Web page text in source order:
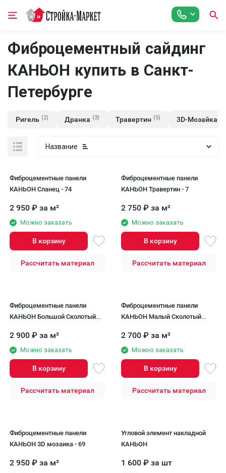
Фиброцементный сайдинг
КАНЬОН купить в Санкт-
Петербурге
Ригель (2) Дранка (3) Травертин (5) 3D-Мозайка
Название
Фиброцементные панели
КАНЬОН Сланец - 74
2 950 ₽ за м²
Можно заказать
В корзину
Рассчитать материал
Фиброцементные панели
КАНЬОН Травертин - 7
2 750 ₽ за м²
Можно заказать
В корзину
Рассчитать материал
Фиброцементные панели
КАНЬОН Большой Сколотый
2 900 ₽ за м²
Можно заказать
В корзину
Рассчитать материал
Фиброцементные панели
КАНЬОН Малый Сколотый
2 700 ₽ за м²
Можно заказать
В корзину
Рассчитать материал
Фиброцементные панели
КАНЬОН 3D мозаика - 69
2 950 ₽ за м²
Угловой элемент накладной
КАНЬОН
1 600 ₽ за шт